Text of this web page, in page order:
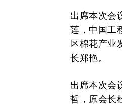
出席本次会
莲，中国工
区棉花产业
长郑艳。
出席本次会
哲，原会长